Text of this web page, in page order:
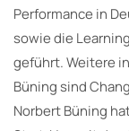
Performance in
sowie die
geführt. Weitere
Büning sind
Norbert Büning